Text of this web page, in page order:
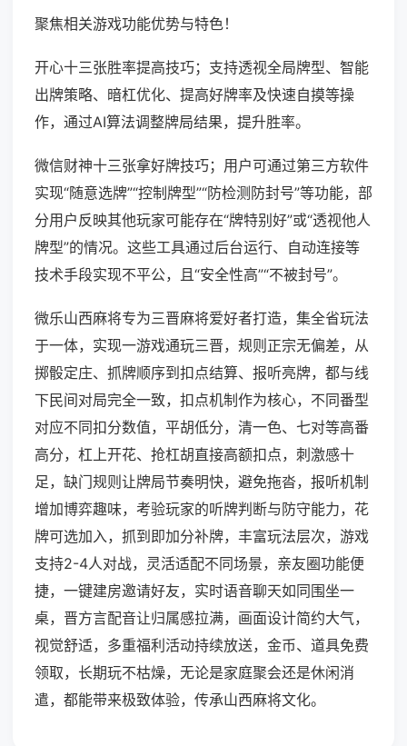
聚焦相关游戏功能优势与特色！
开心十三张胜率提高技巧；支持透视全局牌型、智能
出牌策略、暗杠优化、提高好牌率及快速自摸等操
作，通过AI算法调整牌局结果，提升胜率。
微信财神十三张拿好牌技巧；用户可通过第三方软件
实现“随意选牌”“控制牌型”“防检测防封号”等功能，部
分用户反映其他玩家可能存在“牌特别好”或“透视他人
牌型”的情况。这些工具通过后台运行、自动连接等
技术手段实现不平公，且“安全性高”“不被封号”。
微乐山西麻将专为三晋麻将爱好者打造，集全省玩法
于一体，实现一游戏通玩三晋，规则正宗无偏差，从
掷骰定庄、抓牌顺序到扣点结算、报听亮牌，都与线
下民间对局完全一致，扣点机制作为核心，不同番型
对应不同扣分数值，平胡低分，清一色、七对等高番
高分，杠上开花、抢杠胡直接高额扣点，刺激感十
足，缺门规则让牌局节奏明快，避免拖沓，报听机制
增加博弈趣味，考验玩家的听牌判断与防守能力，花
牌可选加入，抓到即加分补牌，丰富玩法层次，游戏
支持2-4人对战，灵活适配不同场景，亲友圈功能便
捷，一键建房邀请好友，实时语音聊天如同围坐一
桌，晋方言配音让归属感拉满，画面设计简约大气，
视觉舒适，多重福利活动持续放送，金币、道具免费
领取，长期玩不枯燥，无论是家庭聚会还是休闲消
遣，都能带来极致体验，传承山西麻将文化。